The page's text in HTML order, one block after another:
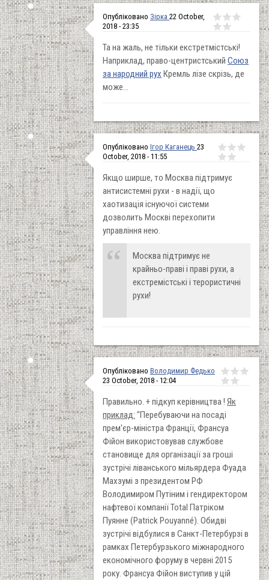
Опубліковано Зірка 22 October,
2018 - 23:35
Та на жаль, не тільки екстретмістські!
Наприклад, право-центристський Союз
за народний рух Кремль лізе скрізь, де
може...
Опубліковано Ігор Каганець 23
October, 2018 - 11:55
Якщо ширше, то Москва підтримує
антисистемні рухи - в надії, що
хаотизація існуючої системи
дозволить Москві перехопити
управління нею.
Москва підтримує не
крайньо-праві і праві рухи, а
екстремістські і терористичні
рухи!
Опубліковано Володимир Федько
23 October, 2018 - 12:04
Правильно. + підкуп керівництва ! Як
приклад: "Перебуваючи на посаді
прем'єр-міністра Франції, Франсуа
Фійон використовував службове
становище для організації за гроші
зустрічі ліванського мільярдера Фуада
Махзумі з президентом РФ
Володимиром Путіним і гендиректором
нафтевої компанії Total Патріком
Пуянне (Patrick Pouyanné). Обидві
зустрічі відбулися в Санкт-Петербурзі в
рамках Петербурзького міжнародного
економічного форуму в червні 2015
року. Франсуа Фійон виступив у цій